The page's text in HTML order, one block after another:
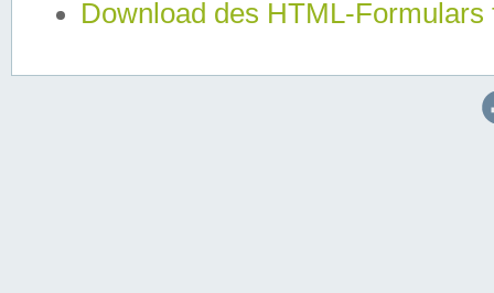
Download des HTML-